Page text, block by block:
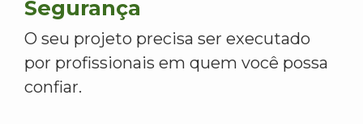
Segurança
O seu projeto precisa ser executado
por profissionais em quem você possa
confiar.